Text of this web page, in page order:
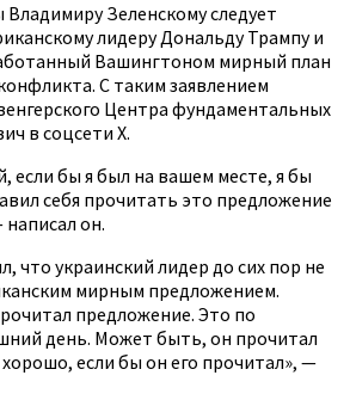
Зеленскому следует
лидеру Дональду Трампу и
Вашингтоном мирный план
С таким заявлением
Центра фундаментальных
в соцсети X.
если бы я был на вашем месте, я бы
себя прочитать это предложение
он.
что украинский лидер до сих пор не
мирным предложением.
предложение. Это по
день. Может быть, он прочитал
если бы он его прочитал», —